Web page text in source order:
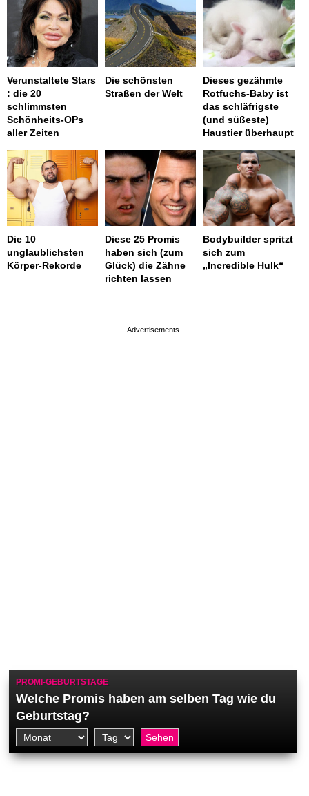
Verunstaltete Stars
: die 20
schlimmsten
Schönheits-OPs
aller Zeiten
Die schönsten
Straßen der Welt
Dieses gezähmte
Rotfuchs-Baby ist
das schläfrigste
(und süßeste)
Haustier überhaupt
Die 10
unglaublichsten
Körper-Rekorde
Diese 25 Promis
haben sich (zum
Glück) die Zähne
richten lassen
Bodybuilder spritzt
sich zum
„Incredible Hulk“
PROMI-GEBURTSTAGE
Welche Promis haben am selben Tag wie du
Geburtstag?